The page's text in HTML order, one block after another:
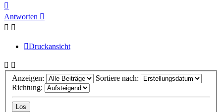
oben
Antworten
Druckansicht
Anzeigen:
Sortiere nach:
Richtung: